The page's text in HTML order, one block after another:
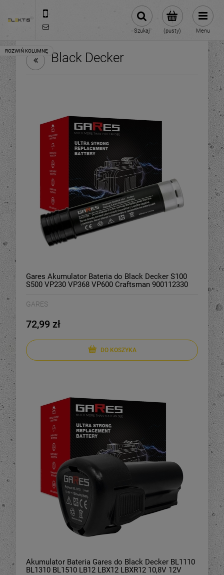
(pusty)
Szukaj Menu
Black Decker
Gares Akumulator Bateria do Black Decker S100
S500 VP230 VP368 VP600 Craftsman 900112330
GARES
72,99 zł
DO KOSZYKA
Akumulator Bateria Gares do Black Decker BL1110
BL1310 BL1510 LB12 LBX12 LBXR12 10,8V 12V